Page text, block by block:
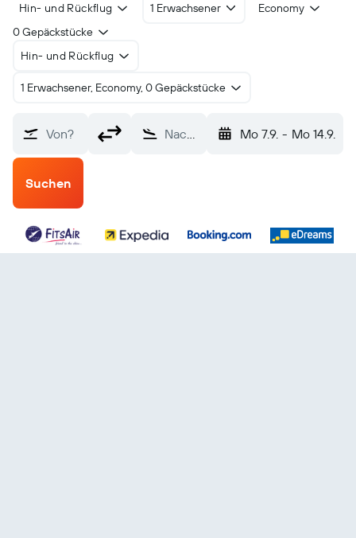
Hin- und Rückflug 1 Erwachsener
Economy
0 Gepäckstücke
Hin- und Rückflug
1 Erwachsener, Economy, 0 Gepäckstücke
Von? Nach? Mo 7.9. - Mo 14.9.
Suchen